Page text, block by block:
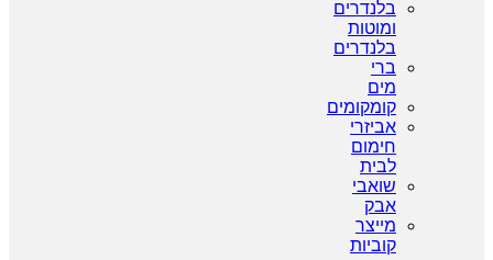
בלנדרים
ומוטות
בלנדרים
ברי
מים
קומקומים
אביזרי
חימום
לבית
שואבי
אבק
מייצר
קוביות